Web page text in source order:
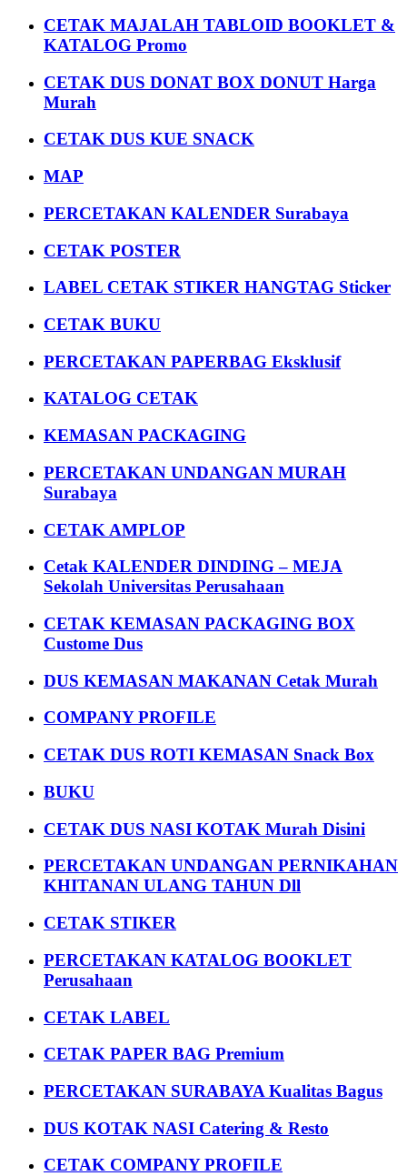
CETAK MAJALAH TABLOID BOOKLET &
KATALOG Promo
CETAK DUS DONAT BOX DONUT Harga
Murah
CETAK DUS KUE SNACK
MAP
PERCETAKAN KALENDER Surabaya
CETAK POSTER
LABEL CETAK STIKER HANGTAG Sticker
CETAK BUKU
PERCETAKAN PAPERBAG Eksklusif
KATALOG CETAK
KEMASAN PACKAGING
PERCETAKAN UNDANGAN MURAH
Surabaya
CETAK AMPLOP
Cetak KALENDER DINDING – MEJA
Sekolah Universitas Perusahaan
CETAK KEMASAN PACKAGING BOX
Custome Dus
DUS KEMASAN MAKANAN Cetak Murah
COMPANY PROFILE
CETAK DUS ROTI KEMASAN Snack Box
BUKU
CETAK DUS NASI KOTAK Murah Disini
PERCETAKAN UNDANGAN PERNIKAHAN
KHITANAN ULANG TAHUN Dll
CETAK STIKER
PERCETAKAN KATALOG BOOKLET
Perusahaan
CETAK LABEL
CETAK PAPER BAG Premium
PERCETAKAN SURABAYA Kualitas Bagus
DUS KOTAK NASI Catering & Resto
CETAK COMPANY PROFILE